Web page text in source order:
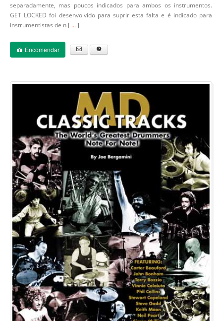
separadamente, mas poucos indicados para ambos os instrumentos.
GET LOCKED foi desenvolvido para suprir esta falta e é indicado para
instrumentistas de n [ ...]
Encomendar